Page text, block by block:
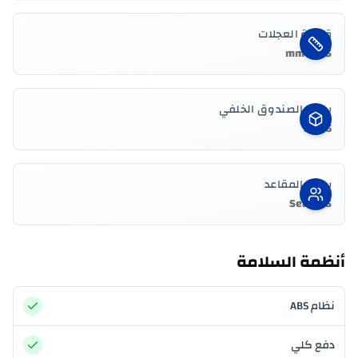
قاعدة العجلات
2725 mm
سعة الصندوق الخلفي
846 L
سعة المقاعد
5 Seater
أنظمة السلامة
نظام ABS
دفع كلي